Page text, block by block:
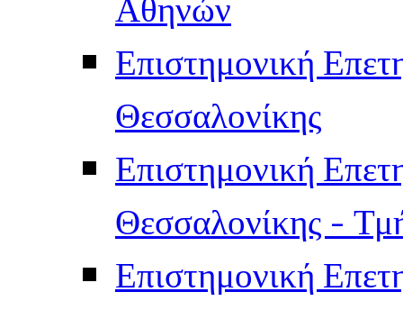
Επιστημονική
Θεσσαλονίκης
Επιστημονική
Θεσσαλονίκης -
Επιστημονική